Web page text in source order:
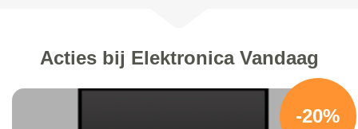
Acties bij Elektronica Vandaag
-20%